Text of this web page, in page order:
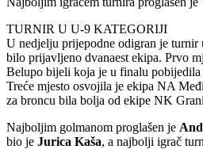
TURNIR U U-9 KATEGORIJI
U nedjelju prijepodne odigran je
bilo prijavljeno dvanaest ekipa. Prvo
Belupo bijeli koja je u finalu
Treće mjesto osvojila je ekipa NA
za broncu bila bolja od ekipe NK
Najboljim golmanom proglašen je
bio je Jurica Kaša, a najbolji igrač